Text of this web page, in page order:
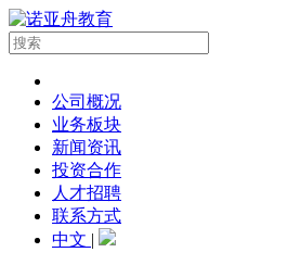
公司概况
业务板块
新闻资讯
投资合作
人才招聘
联系方式
中文 |